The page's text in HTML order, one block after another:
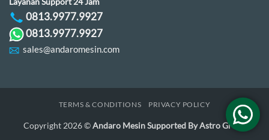
0813.9977.9927
0813.9977.9927
sales@andaromesin.com
TERMS & CONDITIONS PRIVACY POLICY
Copyright 2026 ©Andaro Mesin Supported By Astro Group